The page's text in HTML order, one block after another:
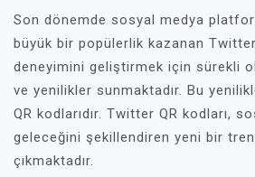
Son dönemde sosyal medya
büyük bir popülerlik kazanan Twitter,
deneyimini geliştirmek için sürekli
ve yenilikler sunmaktadır. Bu
QR kodlarıdır. Twitter QR kodları,
geleceğini şekillendiren yeni bir
çıkmaktadır.